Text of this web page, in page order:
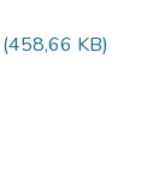
(458,66 KB)